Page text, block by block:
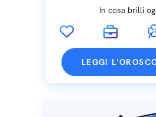
In cosa brilli
LEGGI